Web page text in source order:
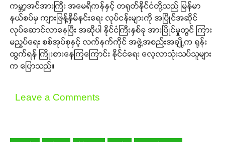
ကမ္ဘာ့အင်အားကြီး အမေရိကန်နှင့် တရုတ်နိုင်ငံတို့သည် မြန်မာ
နယ်စပ်မှ ကျားဖြန့်နှိမ်နင်းရေး လုပ်ငန်းများကို အပြိုင်အဆိုင်
လုပ်ဆောင်လာနေပြီး အဆိုပါ နိုင်ငံကြီးနှစ်ခု အားပြိုင်မှုတွင် ကြား
မညှပ်ရေး စစ်အုပ်စုနှင့် လက်နက်ကိုင် အဖွဲ့အစည်းအချို့က ရုန်း
ထွက်ရန် ကြိုးစားနေကြကြောင်း နိုင်ငံရေး လေ့လာသုံးသပ်သူများ
က ပြောသည်။
Leave a Comments